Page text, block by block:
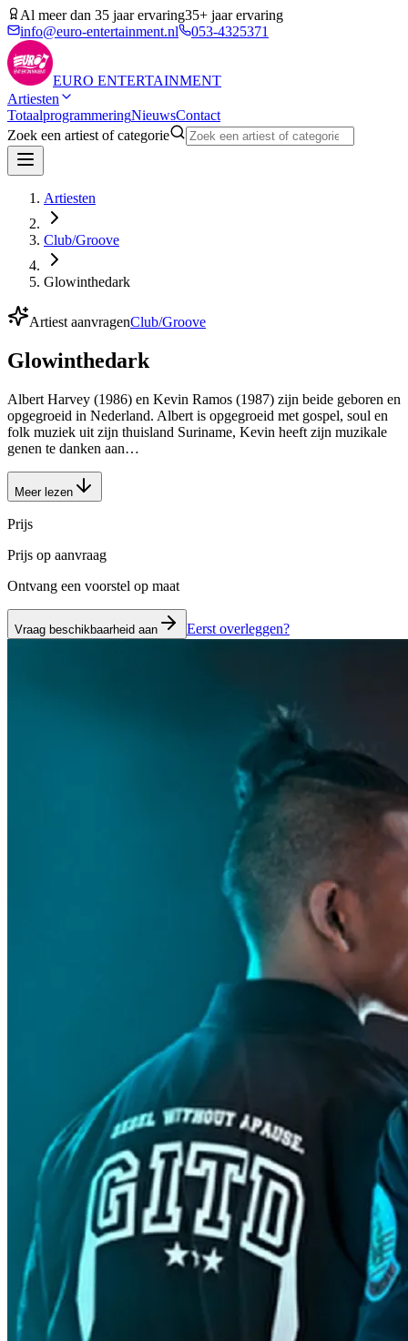
Al meer dan 35 jaar ervaring35+ jaar ervaring
info@euro-entertainment.nl
053-4325371
EURO ENTERTAINMENT
Artiesten
TotaalprogrammeringNieuwsContact
Zoek een artiest of categorie
Artiesten
Club/Groove
Glowinthedark
Artiest aanvragenClub/Groove
Glowinthedark
Albert Harvey (1986) en Kevin Ramos (1987) zijn beide geboren en
opgegroeid in Nederland. Albert is opgegroeid met gospel, soul en
folk muziek uit zijn thuisland Suriname, Kevin heeft zijn muzikale
genen te danken aan…
Meer lezen
Prijs
Prijs op aanvraag
Ontvang een voorstel op maat
Vraag beschikbaarheid aan Eerst overleggen?